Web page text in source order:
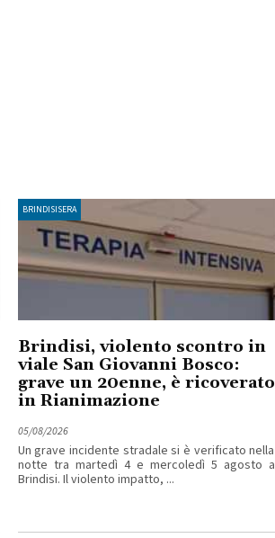
BRINDISISERA
Brindisi, violento scontro in
viale San Giovanni Bosco:
grave un 20enne, è ricoverato
in Rianimazione
05/08/2026
Un grave incidente stradale si è verificato nella
notte tra martedì 4 e mercoledì 5 agosto a
Brindisi. Il violento impatto, ...